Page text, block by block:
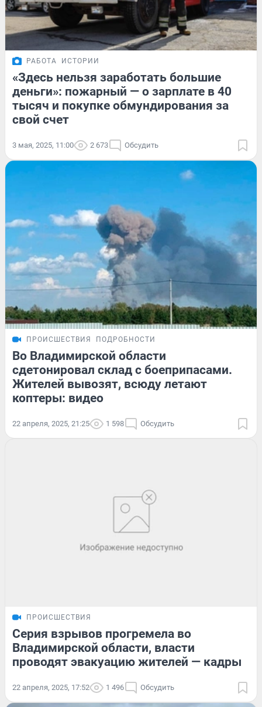
РАБОТА ИСТОРИИ
«Здесь нельзя заработать большие
деньги»: пожарный — о зарплате в 40
тысяч и покупке обмундирования за
свой счет
3 мая, 2025, 11:00 2 673 Обсудить
ПРОИСШЕСТВИЯ ПОДРОБНОСТИ
Во Владимирской области
сдетонировал склад с боеприпасами.
Жителей вывозят, всюду летают
коптеры: видео
22 апреля, 2025, 21:25 1 598 Обсудить
ПРОИСШЕСТВИЯ
Серия взрывов прогремела во
Владимирской области, власти
проводят эвакуацию жителей — кадры
22 апреля, 2025, 17:52 1 496 Обсудить